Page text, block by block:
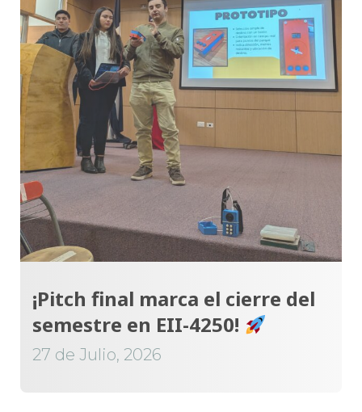
¡Pitch final marca el cierre del
semestre en EII-4250!
27 de Julio, 2026